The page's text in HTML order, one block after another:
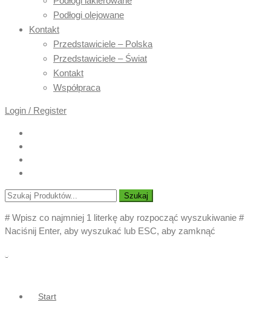
Podłogi olejowane
Kontakt
Przedstawiciele – Polska
Przedstawiciele – Świat
Kontakt
Współpraca
Login / Register
Szukaj
# Wpisz co najmniej 1 literkę aby rozpocząć wyszukiwanie #
Naciśnij Enter, aby wyszukać lub ESC, aby zamknąć
Start